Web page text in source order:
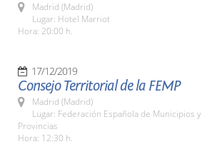
Madrid (Madrid)
Lugar: Hotel Marriot
Hora: 20:00 h.
17/12/2019
Consejo Territorial de la FEMP
Madrid (Madrid)
Lugar: Federación Española de Municipios y
Provincias
Hora: 12:30 h.